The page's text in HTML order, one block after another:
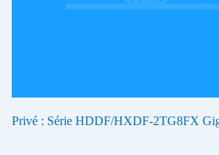
Privé : Série HDDF/HXDF-2TG8FX